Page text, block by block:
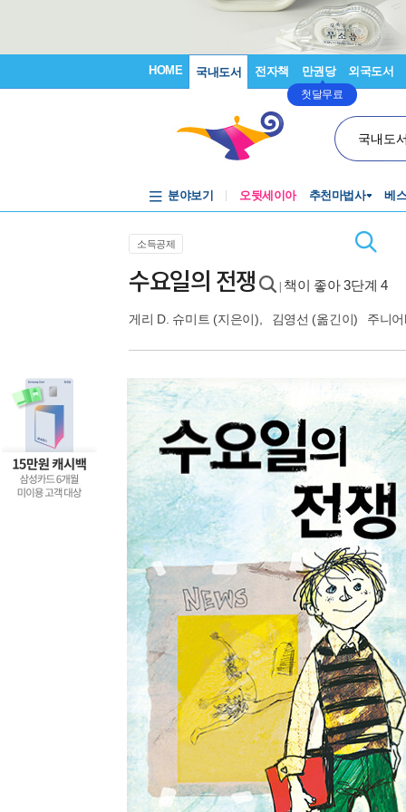
HOME 국내도서 전자책 만권당
첫달무료
외국도서
국내도
분야보기 오뒷세이아 추천마법사 베
소득공제
수요일의 전쟁 책이 좋아 3단계 4
게리 D. 슈미트 (지은이), 김영선 (옮긴이) 주니